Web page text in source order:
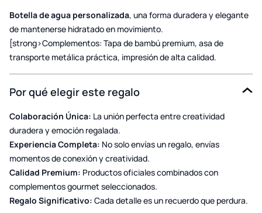
Botella de agua personalizada, una forma duradera y elegante
de mantenerse hidratado en movimiento.
[strong>Complementos: Tapa de bambú premium, asa de
transporte metálica práctica, impresión de alta calidad.
Por qué elegir este regalo
Colaboración Única: La unión perfecta entre creatividad
duradera y emoción regalada.
Experiencia Completa: No solo envías un regalo, envías
momentos de conexión y creatividad.
Calidad Premium: Productos oficiales combinados con
complementos gourmet seleccionados.
Regalo Significativo: Cada detalle es un recuerdo que perdura.